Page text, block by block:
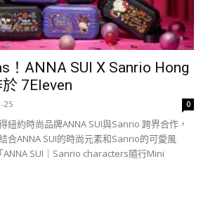
！ANNA SUI X Sanrio Hong
7Eleven
25 0
紐約時尚品牌ANNA SUI與Sanrio 跨界合作，
合ANNA SUI的時尚元素和Sanrio的可愛風
SUI｜Sanrio characters隨行Mini